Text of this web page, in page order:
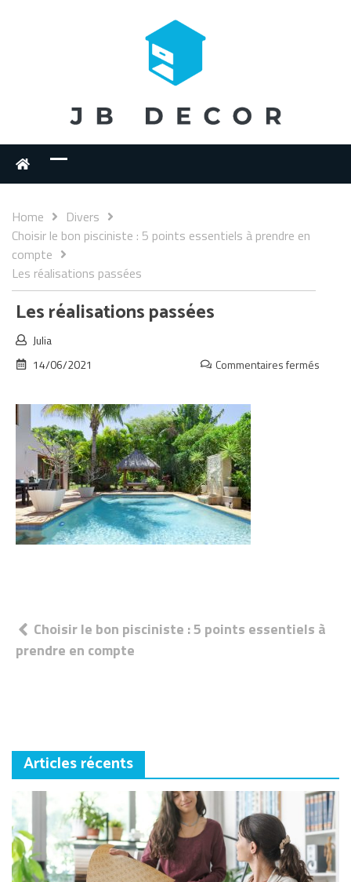
Home
Divers
Choisir le bon pisciniste : 5 points essentiels à prendre en
compte
Les réalisations passées
Les réalisations passées
Julia
14/06/2021
Commentaires fermés
Navigation
de
Choisir le bon pisciniste : 5 points essentiels à
prendre en compte
Articles récents